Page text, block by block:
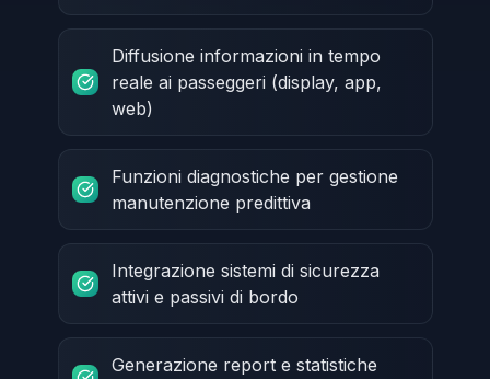
Diffusione informazioni in tempo
reale ai passeggeri (display, app,
web)
Funzioni diagnostiche per gestione
manutenzione predittiva
Integrazione sistemi di sicurezza
attivi e passivi di bordo
Generazione report e statistiche